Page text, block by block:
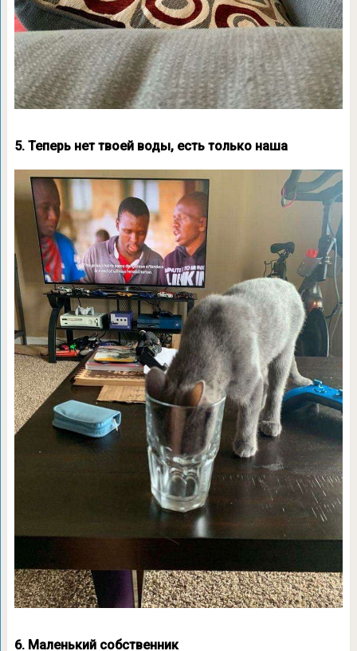
5. Теперь нет твоей воды, есть только наша
6. Маленький собственник